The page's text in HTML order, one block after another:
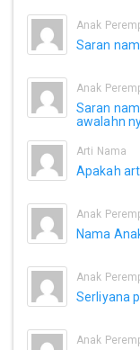
Anak
Saran
Anak
Saran
awalahn
Arti Nama
Apakah
Anak
Nama
Anak
Serliyana
Anak